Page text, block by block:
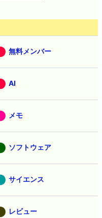
無料メンバー
AI
メモ
ソフトウェア
サイエンス
レビュー